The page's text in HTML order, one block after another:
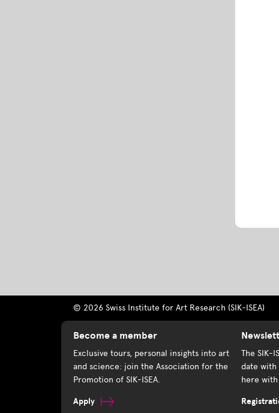
© 2026 Swiss Institute for Art Research (SIK-ISEA)
Become a member
Exclusive tours, personal insights into art
and science: join the Association for the
Promotion of SIK-ISEA.
Apply
The SIK-
date with
here